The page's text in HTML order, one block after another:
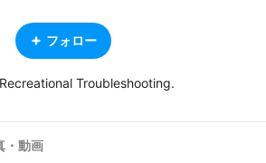
フォロー
Troubleshooting.
・動画